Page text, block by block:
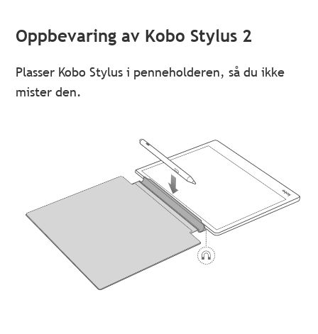
Oppbevaring av Kobo Stylus 2
Plasser Kobo Stylus i penneholderen, så du ikke
mister den.